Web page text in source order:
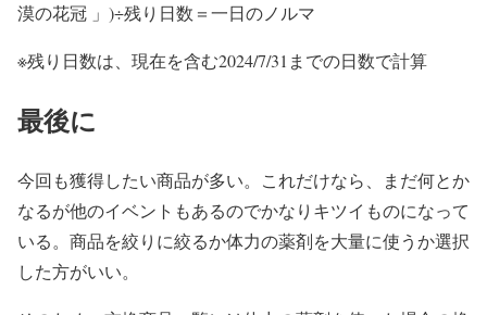
漠の花冠 」)÷残り日数＝一日のノルマ
※残り日数は、現在を含む2024/7/31までの日数で計算
最後に
今回も獲得したい商品が多い。これだけなら、まだ何とか
なるが他のイベントもあるのでかなりキツイものになって
いる。商品を絞りに絞るか体力の薬剤を大量に使うか選択
した方がいい。